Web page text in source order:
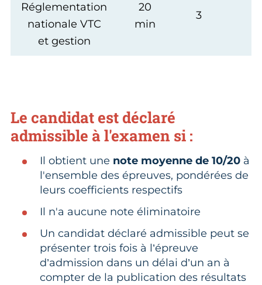
Réglementation
nationale VTC
et gestion
20
min
3
Le candidat est déclaré
admissible à l'examen si :
Il obtient une note moyenne de 10/20 à
l'ensemble des épreuves, pondérées de
leurs coefficients respectifs
Il n'a aucune note éliminatoire
Un candidat déclaré admissible peut se
présenter trois fois à l’épreuve
d’admission dans un délai d’un an à
compter de la publication des résultats